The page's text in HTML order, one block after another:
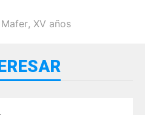
Mafer, XV años